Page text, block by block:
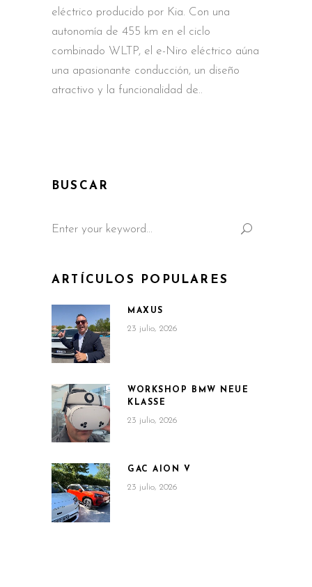
eléctrico producido por Kia. Con una
autonomía de 455 km en el ciclo
combinado WLTP, el e-Niro eléctrico aúna
una apasionante conducción, un diseño
atractivo y la funcionalidad de
BUSCAR
for:
ARTÍCULOS POPULARES
MAXUS
23 julio, 2026
WORKSHOP BMW NEUE
KLASSE
23 julio, 2026
GAC AION V
23 julio, 2026